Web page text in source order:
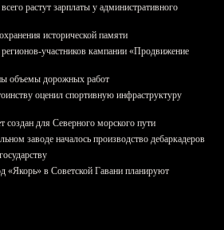
растут зарплаты у административного
исторической памяти
участников кампании «Продвижение
объемы дорожных работ
оценил спортивную инфраструктуру
создан для Северного морского пути
заводе началось производство дебаркадеров
«Якорь» в Советской Гавани планируют